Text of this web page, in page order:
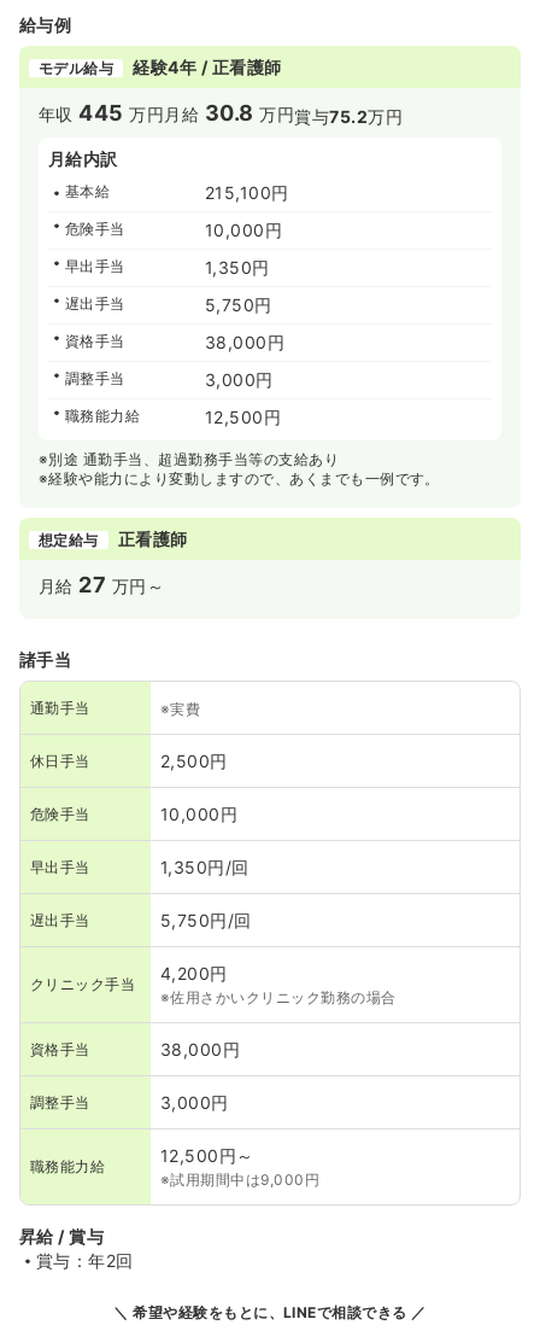
給与例
モデル給与 経験4年 / 正看護師
年収445 万円 月給 30.8 万円賞与75.2万円
月給内訳
基本給 215,100円
危険手当 10,000円
早出手当 1,350円
遅出手当 5,750円
資格手当 38,000円
調整手当 3,000円
職務能力給 12,500円
※別途 通勤手当、超過勤務手当等の支給あり
※経験や能力により変動しますので、あくまでも一例です。
想定給与 正看護師
月給 27 万円～
諸手当
通勤手当 ※実費
休日手当 2,500円
危険手当 10,000円
早出手当 1,350円/回
遅出手当 5,750円/回
クリニック手当
4,200円
※佐用さかいクリニック勤務の場合
資格手当 38,000円
調整手当 3,000円
職務能力給
12,500円～
※試用期間中は9,000円
昇給 / 賞与
賞与：年2回
希望や経験をもとに、LINEで相談できる